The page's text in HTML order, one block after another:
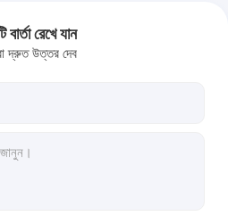
বার্তা রেখে যান
দ্রুত উত্তর দেব